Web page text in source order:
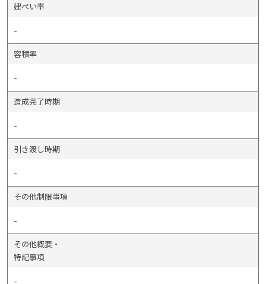
建ぺい率
-
容積率
-
造成完了時期
-
引き渡し時期
-
その他制限事項
-
その他概要・
特記事項
-